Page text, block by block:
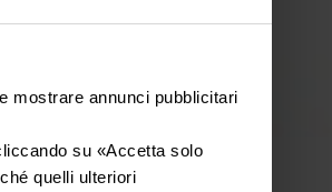
mostrare annunci pubblicitari
su «Accetta solo
quelli ulteriori